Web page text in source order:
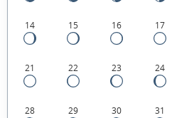
14 15 16 17
21 22 23 24
28 29 30 31